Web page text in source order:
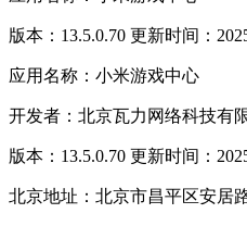
版本：13.5.0.70 更新时间：
应用名称：小米游戏中心
开发者：北京瓦力网络科技有
版本：13.5.0.70 更新时间：
北京地址：北京市昌平区安居